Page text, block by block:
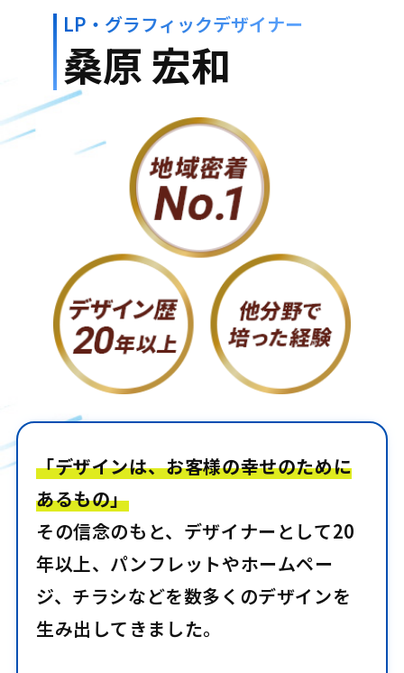
LP・グラフィックデザイナー
桑原 宏和
「デザインは、お客様の幸せのために
あるもの」
その信念のもと、デザイナーとして20
年以上、パンフレットやホームペー
ジ、チラシなどを数多くのデザインを
生み出してきました。